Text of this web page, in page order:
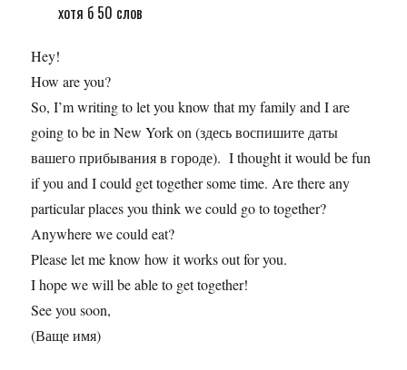
хотя б 50 слов
Hey!
How are you?
So, I’m writing to let you know that my family and I are
going to be in New York on (здесь воспишите даты
вашего прибывания в городе). I thought it would be fun
if you and I could get together some time. Are there any
particular places you think we could go to together?
Anywhere we could eat?
Please let me know how it works out for you.
I hope we will be able to get together!
See you soon,
(Ваще имя)